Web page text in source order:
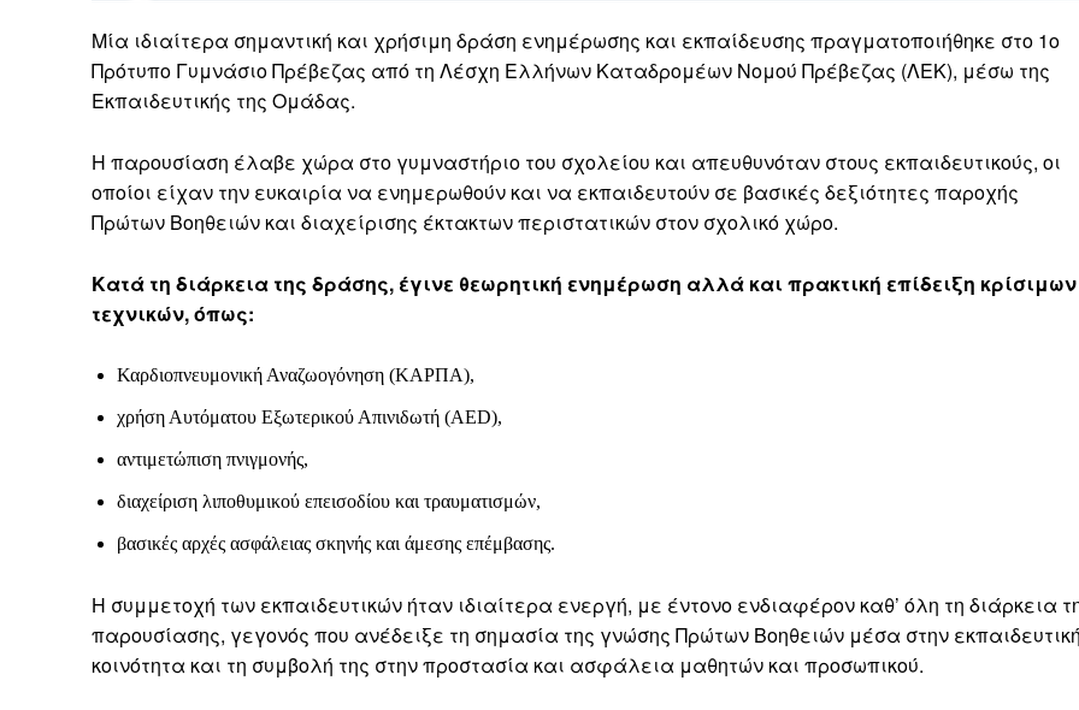
Μία ιδιαίτερα σημαντική και χρήσιμη δράση ενημέρωσης και εκπαίδευσης πραγματοποιήθηκε στο 1ο
Πρότυπο Γυμνάσιο Πρέβεζας από τη Λέσχη Ελλήνων Καταδρομέων Νομού Πρέβεζας (ΛΕΚ), μέσω της
Εκπαιδευτικής της Ομάδας.
Η παρουσίαση έλαβε χώρα στο γυμναστήριο του σχολείου και απευθυνόταν στους εκπαιδευτικούς, οι
οποίοι είχαν την ευκαιρία να ενημερωθούν και να εκπαιδευτούν σε βασικές δεξιότητες παροχής
Πρώτων Βοηθειών και διαχείρισης έκτακτων περιστατικών στον σχολικό χώρο.
Κατά τη διάρκεια της δράσης, έγινε θεωρητική ενημέρωση αλλά και πρακτική επίδειξη κρίσιμων
τεχνικών, όπως:
Καρδιοπνευμονική Αναζωογόνηση (ΚΑΡΠΑ),
χρήση Αυτόματου Εξωτερικού Απινιδωτή (AED),
αντιμετώπιση πνιγμονής,
διαχείριση λιποθυμικού επεισοδίου και τραυματισμών,
βασικές αρχές ασφάλειας σκηνής και άμεσης επέμβασης.
Η συμμετοχή των εκπαιδευτικών ήταν ιδιαίτερα ενεργή, με έντονο ενδιαφέρον καθ’ όλη τη διάρκεια
παρουσίασης, γεγονός που ανέδειξε τη σημασία της γνώσης Πρώτων Βοηθειών μέσα στην
κοινότητα και τη συμβολή της στην προστασία και ασφάλεια μαθητών και προσωπικού.